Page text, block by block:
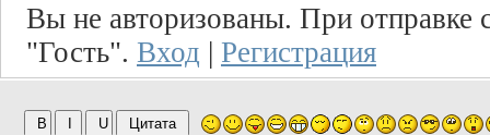
Вы не авторизованы. При отправке
"Гость". Вход | Регистрация